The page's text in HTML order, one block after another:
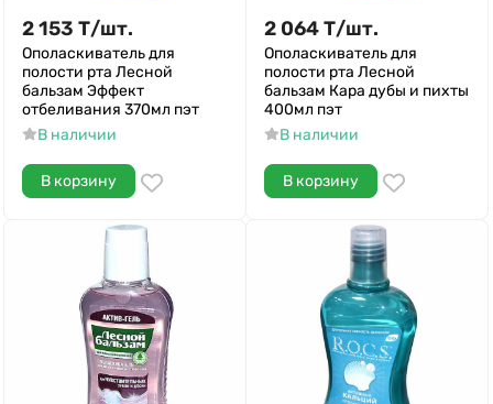
2 153 Т/шт.
Ополаскиватель для
полости рта Лесной
бальзам Эффект
отбеливания 370мл пэт
В наличии
В корзину
2 064Т/шт.
Ополаскиватель для
полости рта Лесной
бальзам Кара дубы и пихты
400мл пэт
В наличии
В корзину